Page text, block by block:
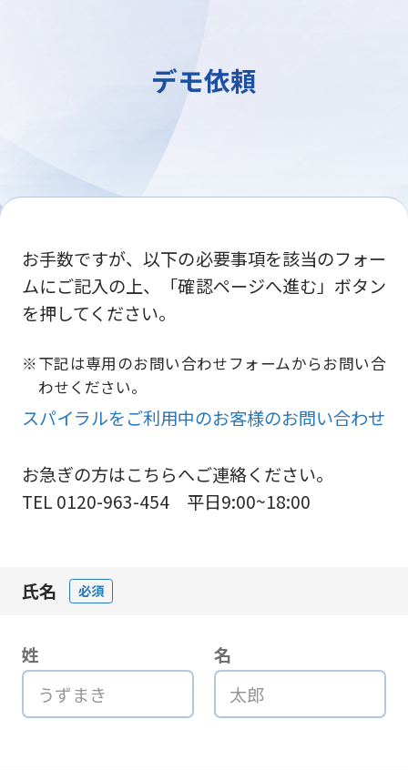
デモ依頼
お手数ですが、以下の必要事項を該当のフォー
ムにご記入の上、「確認ページへ進む」ボタン
を押してください。
下記は専用のお問い合わせフォームからお問い合
わせください。
スパイラルをご利用中のお客様のお問い合わせ
お急ぎの方はこちらへご連絡ください。
TEL 0120-963-454 平日9:00~18:00
氏名 必須
姓 名